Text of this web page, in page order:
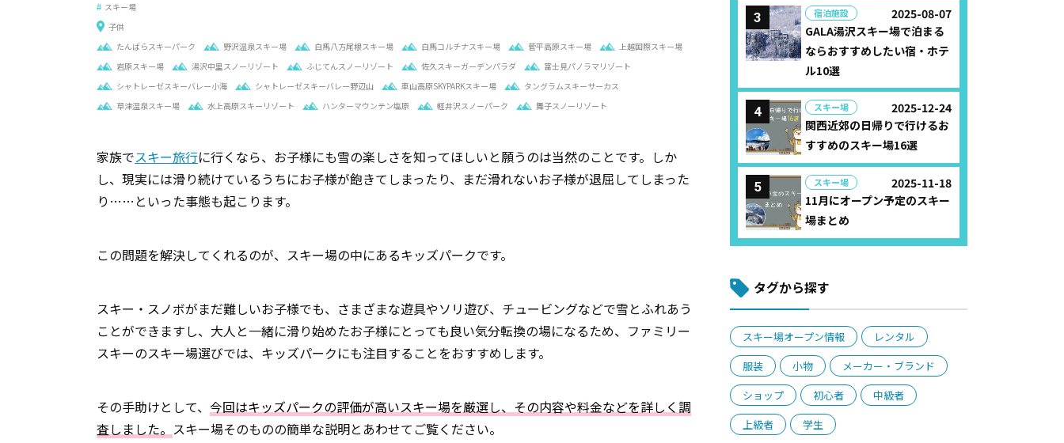
スキー場
子供
たんばらスキーパーク
野沢温泉スキー場 白馬八方尾根スキー場 白馬コルチナスキー場 菅平高原スキー場
上越国際スキー場
岩原スキー場
湯沢中里スノーリゾート ふじてんスノーリゾート 佐久スキーガーデンパラダ
富士見パノラマリゾート
シャトレーゼスキーバレー小海
シャトレーゼスキーバレー野辺山 車山高原SKYPARKスキー場
タングラムスキーサーカス
草津温泉スキー場
水上高原スキーリゾート ハンターマウンテン塩原 軽井沢スノーパーク 舞子スノーリゾート
家族でスキー旅行に行くなら、お子様にも雪の楽しさを知ってほしいと願うのは当然のことです。しか
し、現実には滑り続けているうちにお子様が飽きてしまったり、まだ滑れないお子様が退屈してしまった
り……といった事態も起こります。
この問題を解決してくれるのが、スキー場の中にあるキッズパークです。
スキー・スノボがまだ難しいお子様でも、さまざまな遊具やソリ遊び、チュービングなどで雪とふれあう
ことができますし、大人と一緒に滑り始めたお子様にとっても良い気分転換の場になるため、ファミリー
スキーのスキー場選びでは、キッズパークにも注目することをおすすめします。
その手助けとして、 今回はキッズパークの評価が高いスキー場を厳選し、その内容や料金などを詳しく調
査しました。 スキー場そのものの簡単な説明とあわせてご覧ください。
宿泊施設
2025-08-07
GALA湯沢スキー場で泊まる
ならおすすめしたい宿・ホテ
ル10選
スキー場
2025-12-24
関西近郊の日帰りで行けるお
すすめのスキー場16選
スキー場
2025-11-18
11月にオープン予定のスキー
場まとめ
タグから探す
スキー場オープン情報
レンタル
服装
小物
メーカー・ブランド
ショップ
初心者
中級者
上級者
学生